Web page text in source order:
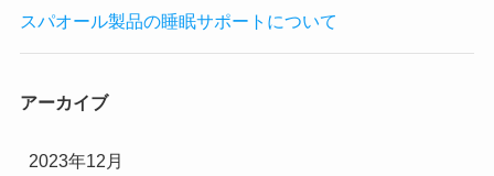
スパオール製品の睡眠サポートについて
アーカイブ
2023年12月